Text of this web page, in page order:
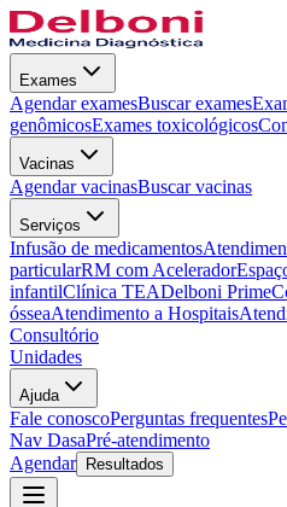
Exames
Agendar examesBuscar exames
genômicosExames toxicológicos
Vacinas
Agendar vacinasBuscar vacinas
Serviços
Infusão de medicamentos
particularRM com Acelerador
infantilClínica TEADelboni Prime
ósseaAtendimento a Hospitais
Consultório
Unidades
Ajuda
Fale conoscoPerguntas frequentes
Nav DasaPré-atendimento
Agendar
Resultados